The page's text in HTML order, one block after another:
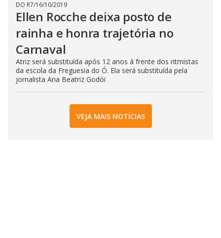
DO R7/16/10/2019
Ellen Rocche deixa posto de
rainha e honra trajetória no
Carnaval
Atriz será substituída após 12 anos à frente dos ritmistas
da escola da Freguesia do Ó. Ela será substituída pela
jornalista Ana Beatriz Godói
VEJA MAIS NOTÍCIAS